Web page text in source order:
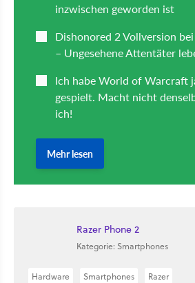
Razer Phone 2
Kategorie: Smartphones
Hardware Smartphones Razer